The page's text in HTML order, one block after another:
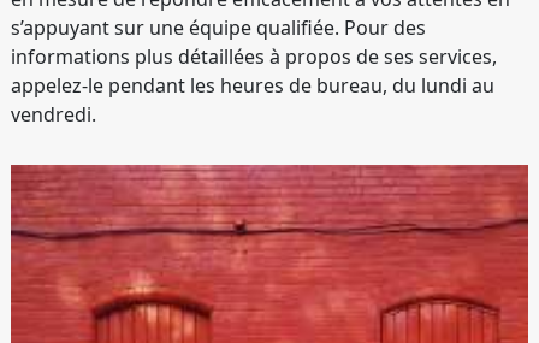
s’appuyant sur une équipe qualifiée. Pour des
informations plus détaillées à propos de ses services,
appelez-le pendant les heures de bureau, du lundi au
vendredi.